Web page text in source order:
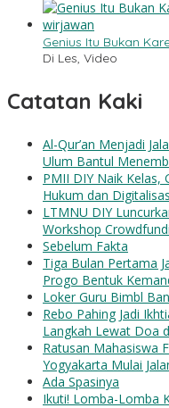
Genius Itu Bukan
Di Les, Video
Catatan Kaki
Al-Qur’an Menjadi
Ulum Bantul
PMII DIY Naik Kelas,
Hukum dan
LTMNU DIY
Workshop
Sebelum Fakta
Tiga Bulan Pertama
Progo Bentuk
Loker Guru Bimbl
Rebo Pahing Jadi
Langkah Lewat Doa
Ratusan Mahasiswa
Yogyakarta Mulai
Ada Spasinya
Ikuti! Lomba-Lomba